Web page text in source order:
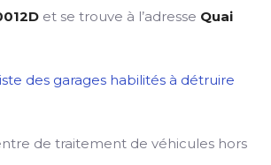
et se trouve à l’adresse Quai
des garages habilités à détruire
de traitement de véhicules hors